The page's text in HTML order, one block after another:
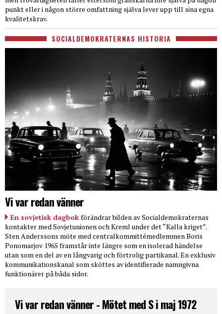
punkt eller i någon större omfattning själva lever upp till sina egna
kvalitetskrav.
SOCIALDEMOKRATERNAS HISTORIA
Vi var redan vänner
En sovjetisk dagbok förändrar bilden av Socialdemokraternas
kontakter med Sovjetunionen och Kreml under det “Kalla kriget”.
Sten Anderssons möte med centralkommittémedlemmen Boris
Ponomarjov 1965 framstår inte längre som en isolerad händelse
utan som en del av en långvarig och förtrolig partikanal. En exklusiv
kommunikationskanal som sköttes av identifierade namngivna
funktionärer på båda sidor.
Vi var redan vänner - Mötet med S i maj 1972